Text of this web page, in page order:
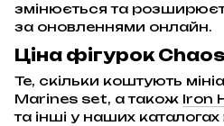
змінюється та
за оновленнями онлайн.
Ціна фігурок
Те, скільки коштують
Marines set, а також Iron
та інші у наших